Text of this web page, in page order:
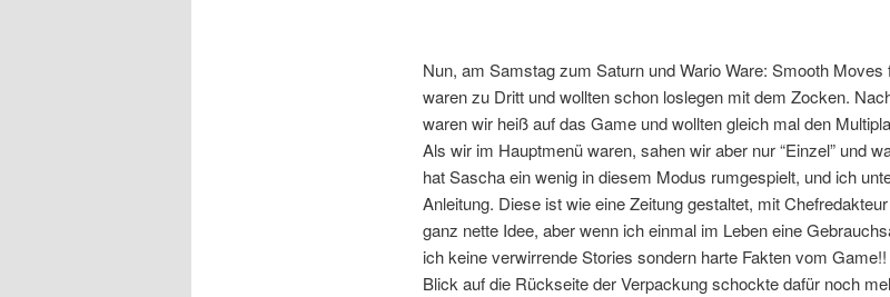
Nun, am Samstag zum Saturn und Wario Ware: Smooth
waren zu Dritt und wollten schon loslegen mit dem Zocken.
waren wir heiß auf das Game und wollten gleich mal den
Als wir im Hauptmenü waren, sahen wir aber nur “Einzel” und
hat Sascha ein wenig in diesem Modus rumgespielt, und ich
Anleitung. Diese ist wie eine Zeitung gestaltet, mit
ganz nette Idee, aber wenn ich einmal im Leben eine
ich keine verwirrende Stories sondern harte Fakten vom
Blick auf die Rückseite der Verpackung schockte dafür noch